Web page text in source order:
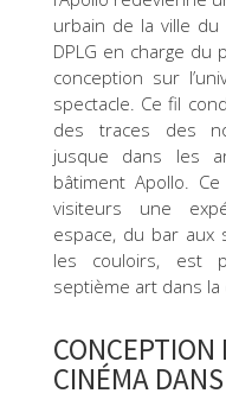
urbain de la ville du
DPLG en charge du
conception sur
spectacle. Ce fil
des traces des
jusque dans les
bâtiment Apollo.
visiteurs une
espace, du bar aux
les couloirs, est
septième art dans la
CONCEPTION
CINÉMA